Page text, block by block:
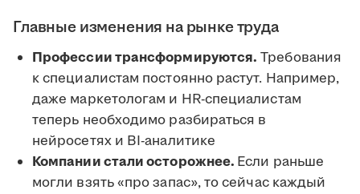
Главные изменения на рынке труда
Профессии трансформируются. Требования
к специалистам постоянно растут. Например,
даже маркетологам и HR-специалистам
теперь необходимо разбираться в
нейросетях и BI-аналитике
Компании стали осторожнее. Если раньше
могли взять «про запас», то сейчас каждый